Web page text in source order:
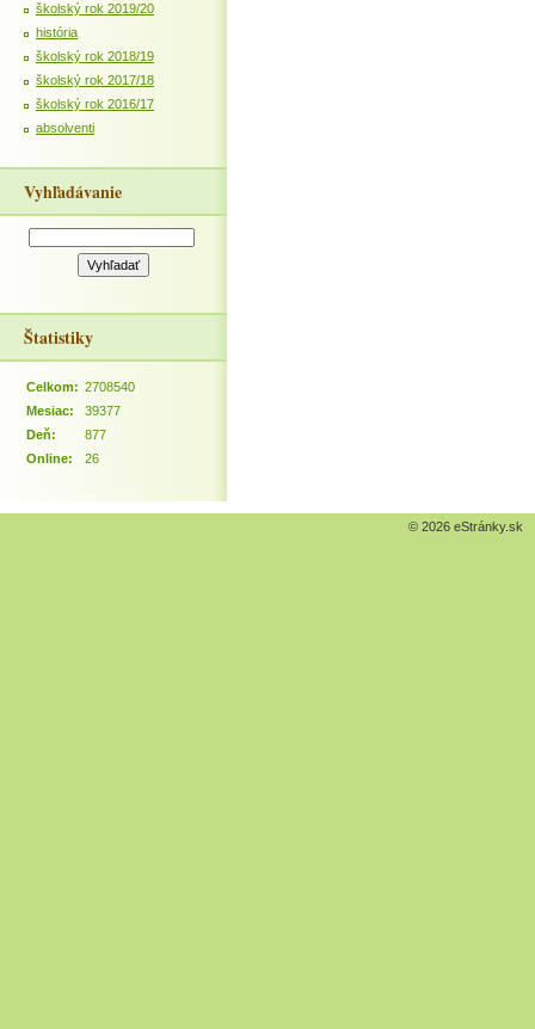
školský rok 2019/20
história
školský rok 2018/19
školský rok 2017/18
školský rok 2016/17
absolventi
Vyhľadávanie
Štatistiky
Online: 26
Celkom: 2708540
Mesiac:
39377
Deň:
877
© 2026 eStránky.sk